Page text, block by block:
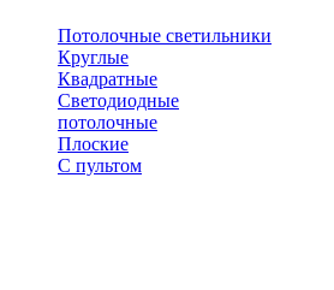
Потолочные светильники
Круглые
Квадратные
Светодиодные
потолочные
Плоские
С пультом